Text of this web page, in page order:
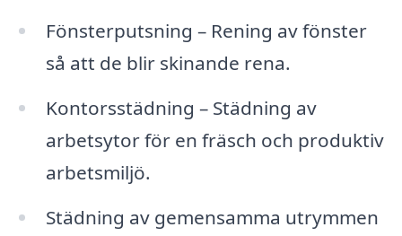
Fönsterputsning – Rening av fönster
så att de blir skinande rena.
Kontorsstädning – Städning av
arbetsytor för en fräsch och produktiv
arbetsmiljö.
Städning av gemensamma utrymmen